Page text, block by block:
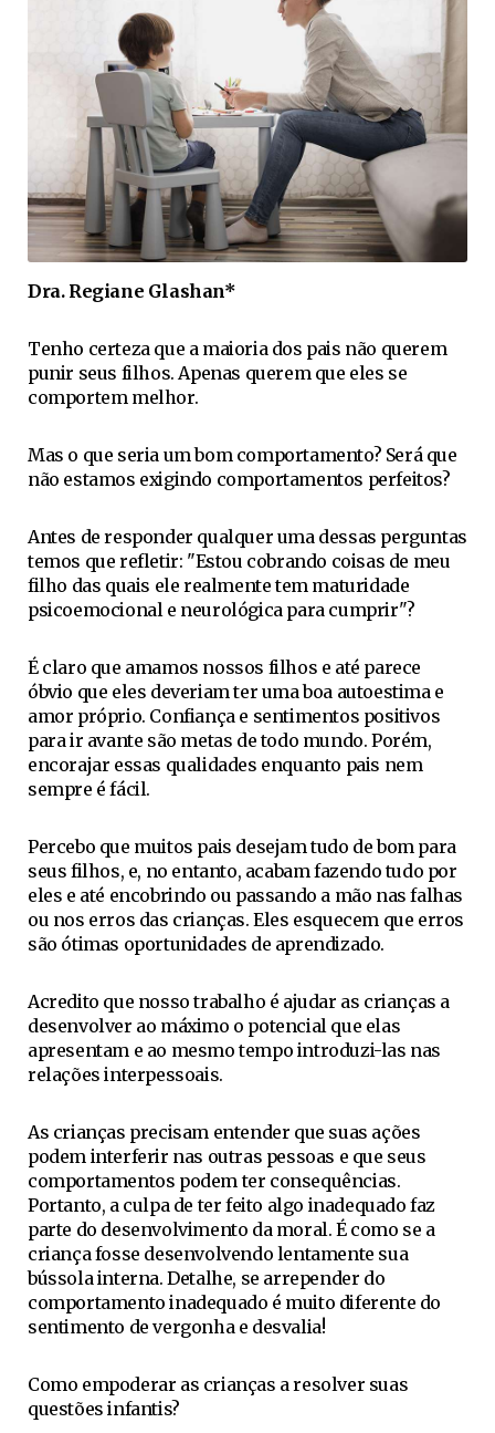
Dra. Regiane Glashan*
Tenho certeza que a maioria dos pais não querem
punir seus filhos. Apenas querem que eles se
comportem melhor.
Mas o que seria um bom comportamento? Será que
não estamos exigindo comportamentos perfeitos?
Antes de responder qualquer uma dessas perguntas
temos que refletir: "Estou cobrando coisas de meu
filho das quais ele realmente tem maturidade
psicoemocional e neurológica para cumprir"?
É claro que amamos nossos filhos e até parece
óbvio que eles deveriam ter uma boa autoestima e
amor próprio. Confiança e sentimentos positivos
para ir avante são metas de todo mundo. Porém,
encorajar essas qualidades enquanto pais nem
sempre é fácil.
Percebo que muitos pais desejam tudo de bom para
seus filhos, e, no entanto, acabam fazendo tudo por
eles e até encobrindo ou passando a mão nas falhas
ou nos erros das crianças. Eles esquecem que erros
são ótimas oportunidades de aprendizado.
Acredito que nosso trabalho é ajudar as crianças a
desenvolver ao máximo o potencial que elas
apresentam e ao mesmo tempo introduzi-las nas
relações interpessoais.
As crianças precisam entender que suas ações
podem interferir nas outras pessoas e que seus
comportamentos podem ter consequências.
Portanto, a culpa de ter feito algo inadequado faz
parte do desenvolvimento da moral. É como se a
criança fosse desenvolvendo lentamente sua
bússola interna. Detalhe, se arrepender do
comportamento inadequado é muito diferente do
sentimento de vergonha e desvalia!
Como empoderar as crianças a resolver suas
questões infantis?